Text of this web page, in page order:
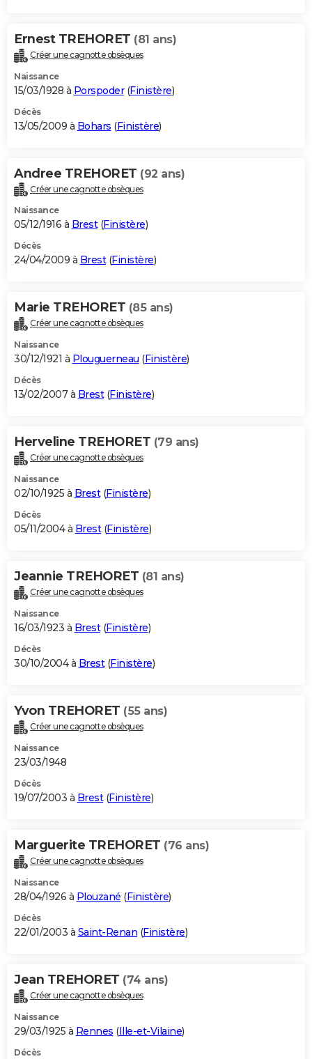
Ernest TREHORET (81 ans)
Créer une cagnotte obsèques
Naissance
15/03/1928 à Porspoder(Finistère)
Décès
13/05/2009 à Bohars (Finistère)
Andree TREHORET (92 ans)
Créer une cagnotte obsèques
Naissance
05/12/1916 à Brest(Finistère)
Décès
24/04/2009 à Brest(Finistère)
Marie TREHORET (85 ans)
Créer une cagnotte obsèques
Naissance
30/12/1921 à Plouguerneau (Finistère)
Décès
13/02/2007 à Brest(Finistère)
Herveline TREHORET (79 ans)
Créer une cagnotte obsèques
Naissance
02/10/1925 à Brest(Finistère)
Décès
05/11/2004 à Brest(Finistère)
Jeannie TREHORET (81 ans)
Créer une cagnotte obsèques
Naissance
16/03/1923 à Brest(Finistère)
Décès
30/10/2004 à Brest(Finistère)
Yvon TREHORET (55 ans)
Créer une cagnotte obsèques
Naissance
23/03/1948
Décès
19/07/2003 à Brest(Finistère)
Marguerite TREHORET (76 ans)
Créer une cagnotte obsèques
Naissance
28/04/1926 à Plouzané (Finistère)
Décès
22/01/2003 à Saint-Renan (Finistère)
Jean TREHORET (74 ans)
Créer une cagnotte obsèques
Naissance
29/03/1925 à Rennes (Ille-et-Vilaine)
Décès